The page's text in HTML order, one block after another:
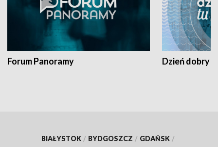
Forum Panoramy Dzień dobry
BIAŁYSTOK / BYDGOSZCZ / GDAŃSK /